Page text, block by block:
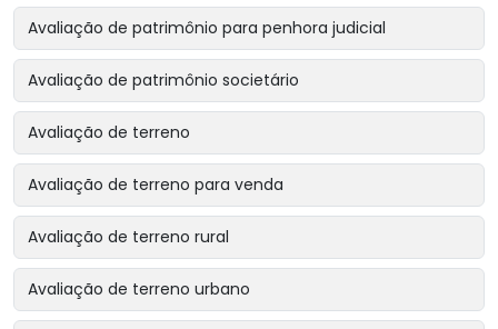
Avaliação de patrimônio para penhora judicial
Avaliação de patrimônio societário
Avaliação de terreno
Avaliação de terreno para venda
Avaliação de terreno rural
Avaliação de terreno urbano